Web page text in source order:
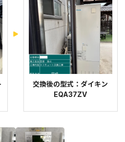
交換後の型式：ダイキン
EQA37ZV